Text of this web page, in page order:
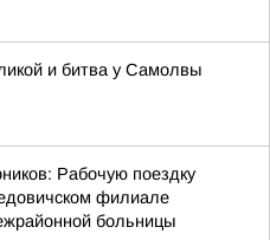
и битва у Самолвы
Рабочую поездку
филиале
больницы